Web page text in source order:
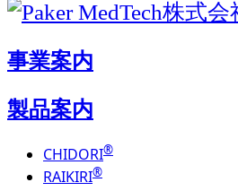
事業案内
製品案内
CHIDORI®
RAIKIRI®